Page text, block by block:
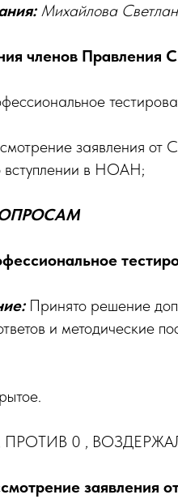
Михайлова
членов
заявления от
вступлении в НОАН;
Принято решение
и
ПРОТИВ 0 ,
заявления